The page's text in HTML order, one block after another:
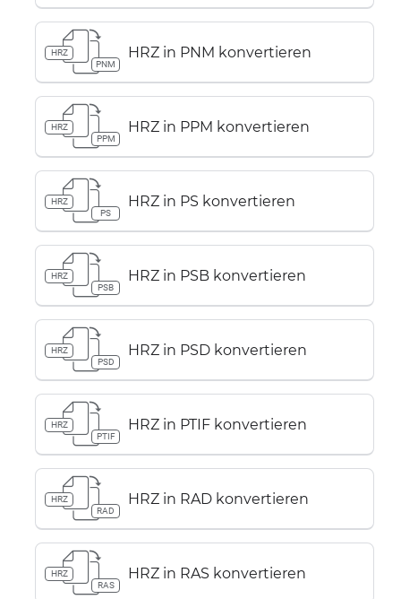
HRZ
PNM
HRZ in PNM konvertieren
HRZ
PPM
HRZ in PPM konvertieren
HRZ
PS
HRZ in PS konvertieren
HRZ
PSB
HRZ in PSB konvertieren
HRZ
PSD
HRZ in PSD konvertieren
HRZ
PTIF
HRZ in PTIF konvertieren
HRZ
RAD
HRZ in RAD konvertieren
HRZ
RAS
HRZ in RAS konvertieren